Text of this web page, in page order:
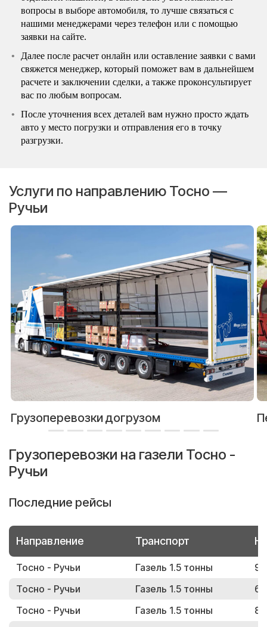
вопросы в выборе автомобиля, то лучше связаться с
нашими менеджерами через телефон или с помощью
заявки на сайте.
Далее после расчет онлайн или оставление заявки с вами
свяжется менеджер, который поможет вам в дальнейшем
расчете и заключении сделки, а также проконсультирует
вас по любым вопросам.
После уточнения всех деталей вам нужно просто ждать
авто у место погрузки и отправления его в точку
разгрузки.
Услуги по направлению Тосно —
Ручьи
Грузоперевозки догрузом
Грузоперевозки на газели Тосно -
Ручьи
Последние рейсы
Направление Транспорт
Тосно - Ручьи Газель 1.5 тонны
Тосно - Ручьи
Газель 1.5 тонны
Тосно - Ручьи
Газель 1.5 тонны